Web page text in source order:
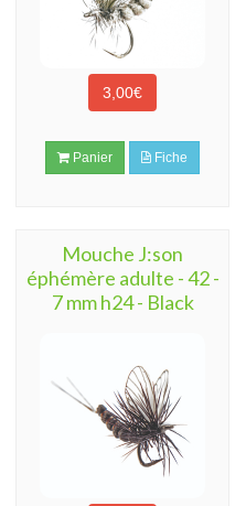
3,00€
Panier Fiche
Mouche J:son
éphémère adulte - 42 -
7 mm h24 - Black